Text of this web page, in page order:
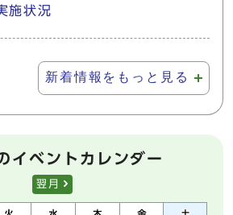
施状況
新着情報をもっと見る
イベントカレンダー
翌月